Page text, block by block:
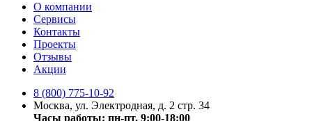
О компании
Сервисы
Контакты
Проекты
Отзывы
Акции
8 (800) 775-10-92
Москва, ул. Электродная, д. 2 стр. 34
Часы работы: пн-пт, 9:00-18:00